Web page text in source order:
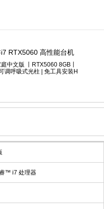
RTX5060 高性能台机
中文版 丨RTX5060 8GB丨
调呼吸式光柱 | 免工具安装H
™ i7 处理器